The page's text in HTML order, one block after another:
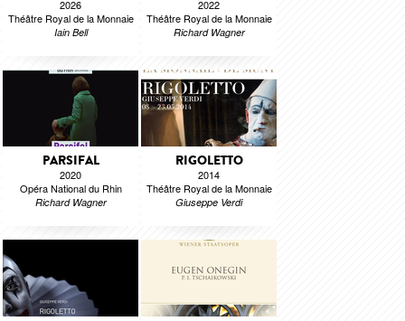
2026
Théâtre Royal de la Monnaie
Iain Bell
2022
Théâtre Royal de la Monnaie
Richard Wagner
PARSIFAL
2020
Opéra National du Rhin
Richard Wagner
RIGOLETTO
2014
Théâtre Royal de la Monnaie
Giuseppe Verdi